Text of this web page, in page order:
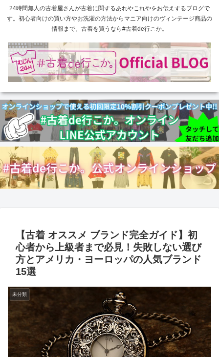
24時間無人の古着屋さんが古着に関するあれやこれやをお伝えするブログで
す。初心者向けの買い方やお洗濯の方法からマニア向けのヴィンテージ商品の
情報まで。古着を買うなら#古着de行こか。
【古着 オススメ ブランド完全ガイド】初
心者から上級者まで必見！失敗しない選び
方とアメリカ・ヨーロッパの人気ブランド
15選
未分類